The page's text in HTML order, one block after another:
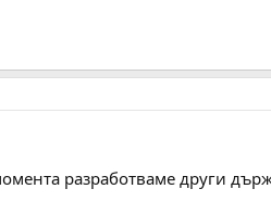
разработваме други